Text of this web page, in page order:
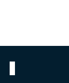
Zápatí